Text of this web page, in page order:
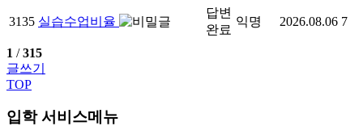
3135 실습수업비율
답변
완료
익명 2026.08.06 7
1 /315
글쓰기
TOP
입학 서비스메뉴